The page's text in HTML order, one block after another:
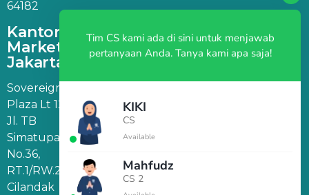
64182
Kantor
Marketing
Jakarta
Sovereign
Plaza Lt 12,
Jl. TB
Simatupang
No.36,
RT.1/RW.2,
Cilandak
Tim CS kami ada di sini untuk menjawab
pertanyaan Anda. Tanya kami apa saja!
KIKI
CS
Available
Mahfudz
CS 2